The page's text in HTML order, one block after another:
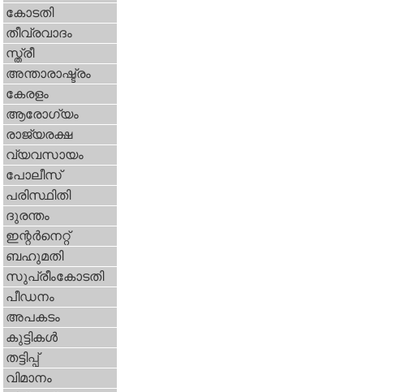
കോടതി
തീവ്രവാദം
സ്ത്രീ
അന്താരാഷ്ട്രം
കേരളം
ആരോഗ്യം
രാജ്യരക്ഷ
വ്യവസായം
പോലീസ്‌
പരിസ്ഥിതി
ദുരന്തം
ഇന്റര്‍നെറ്റ്‌
ബഹുമതി
സുപ്രീംകോടതി
പീഡനം
അപകടം
കുട്ടികള്‍
തട്ടിപ്പ്‌
വിമാനം